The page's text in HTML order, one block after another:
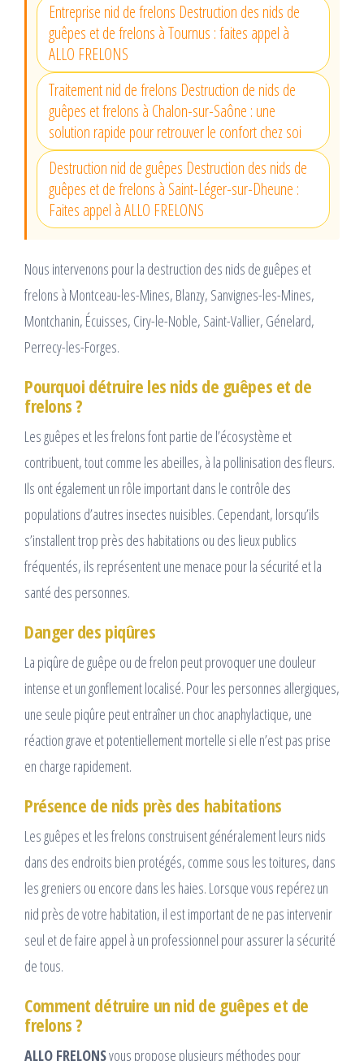
Entreprise nid de frelons Destruction des nids de
guêpes et de frelons à Tournus : faites appel à
ALLO FRELONS
Traitement nid de frelons Destruction de nids de
guêpes et frelons à Chalon-sur-Saône : une
solution rapide pour retrouver le confort chez soi
Destruction nid de guêpes Destruction des nids de
guêpes et de frelons à Saint-Léger-sur-Dheune :
Faites appel à ALLO FRELONS
Nous intervenons pour la destruction des nids de guêpes et
frelons à Montceau-les-Mines, Blanzy, Sanvignes-les-Mines,
Montchanin, Écuisses, Ciry-le-Noble, Saint-Vallier, Génelard,
Perrecy-les-Forges.
Pourquoi détruire les nids de guêpes et de
frelons ?
Les guêpes et les frelons font partie de l’écosystème et
contribuent, tout comme les abeilles, à la pollinisation des fleurs.
Ils ont également un rôle important dans le contrôle des
populations d’autres insectes nuisibles. Cependant, lorsqu’ils
s’installent trop près des habitations ou des lieux publics
fréquentés, ils représentent une menace pour la sécurité et la
santé des personnes.
Danger des piqûres
La piqûre de guêpe ou de frelon peut provoquer une douleur
intense et un gonflement localisé. Pour les personnes allergiques,
une seule piqûre peut entraîner un choc anaphylactique, une
réaction grave et potentiellement mortelle si elle n’est pas prise
en charge rapidement.
Présence de nids près des habitations
Les guêpes et les frelons construisent généralement leurs nids
dans des endroits bien protégés, comme sous les toitures, dans
les greniers ou encore dans les haies. Lorsque vous repérez un
nid près de votre habitation, il est important de ne pas intervenir
seul et de faire appel à un professionnel pour assurer la sécurité
de tous.
Comment détruire un nid de guêpes et de
frelons ?
ALLO FRELONSvous propose plusieurs méthodes pour